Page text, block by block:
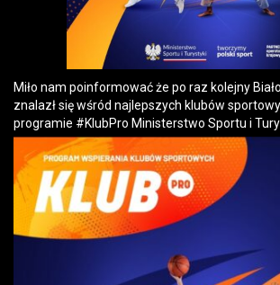
Miło nam poinformować że po raz kolejny
znalazł się wśród najlepszych klubów
programie #KlubPro Ministerstwo Sportu i